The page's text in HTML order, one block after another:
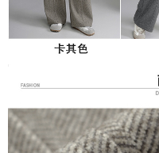
恩沛科技股份有限公司將有權停
國家/地區配送